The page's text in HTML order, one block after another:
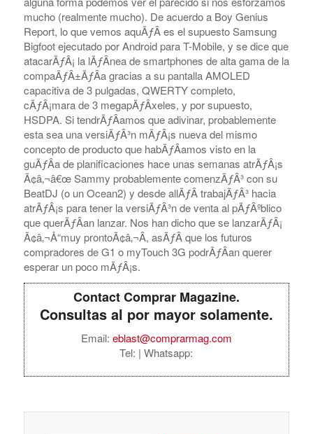
mucho (realmente mucho). De acuerdo a Boy Genius
Report, lo que vemos aquÃƒÂ­ es el supuesto Samsung
Bigfoot ejecutado por Android para T-Mobile, y se dice que
atacarÃƒÂ¡ la lÃƒÂ­nea de smartphones de alta gama de la
compaÃƒÂ±ÃƒÂ­a gracias a su pantalla AMOLED
capacitiva de 3 pulgadas, QWERTY completo,
cÃƒÂ¡mara de 3 megapÃƒÂ­xeles, y por supuesto,
HSDPA. Si tendrÃƒÂ­amos que adivinar, probablemente
esta sea una versiÃƒÂ³n mÃƒÂ¡s nueva del mismo
concepto de producto que habÃƒÂ­amos visto en la
guÃƒÂ­a de planificaciones hace unas semanas atrÃƒÂ¡s
Ã¢â‚¬â€œ Sammy probablemente comenzÃƒÂ³ con su
BeatDJ (o un Ocean2) y desde allÃƒÂ­ trabajÃƒÂ³ hacia
atrÃƒÂ¡s para tener la versiÃƒÂ³n de venta al pÃƒÂºblico
que querÃƒÂ­an lanzar. Nos han dicho que se lanzarÃƒÂ¡
Ã¢â‚¬Å“muy prontoÃ¢â‚¬Â, asÃƒÂ­ que los futuros
compradores de G1 o myTouch 3G podrÃƒÂ­an querer
esperar un poco mÃƒÂ¡s.
Contact Comprar Magazine.
Consultas al por mayor solamente.
Email: eblast@comprarmag.com
Tel: | Whatsapp: